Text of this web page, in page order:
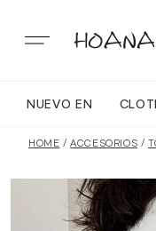
content
NUEVO EN
TODA LA ROPA
HOME /ACCESORIOS /